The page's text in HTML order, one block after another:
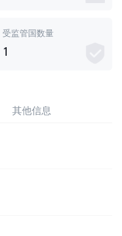
受监管国数量
1
其他信息